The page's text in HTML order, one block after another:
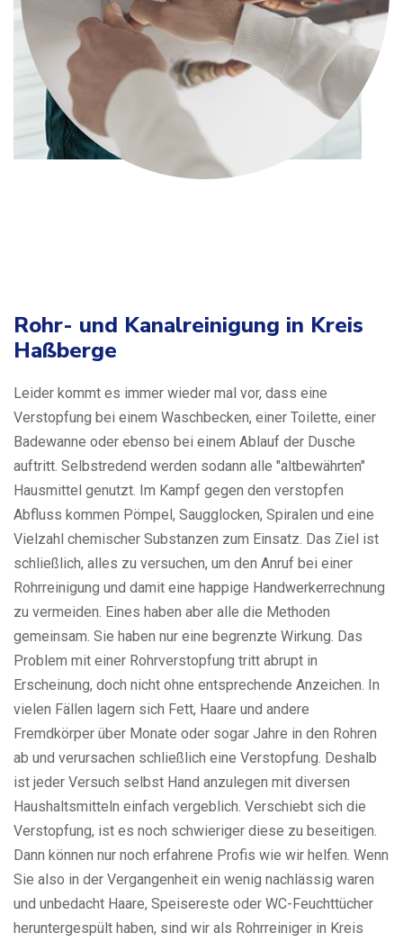
Rohr- und Kanalreinigung in Kreis
Haßberge
Leider kommt es immer wieder mal vor, dass eine
Verstopfung bei einem Waschbecken, einer Toilette, einer
Badewanne oder ebenso bei einem Ablauf der Dusche
auftritt. Selbstredend werden sodann alle "altbewährten"
Hausmittel genutzt. Im Kampf gegen den verstopfen
Abfluss kommen Pömpel, Saugglocken, Spiralen und eine
Vielzahl chemischer Substanzen zum Einsatz. Das Ziel ist
schließlich, alles zu versuchen, um den Anruf bei einer
Rohrreinigung und damit eine happige Handwerkerrechnung
zu vermeiden. Eines haben aber alle die Methoden
gemeinsam. Sie haben nur eine begrenzte Wirkung. Das
Problem mit einer Rohrverstopfung tritt abrupt in
Erscheinung, doch nicht ohne entsprechende Anzeichen. In
vielen Fällen lagern sich Fett, Haare und andere
Fremdkörper über Monate oder sogar Jahre in den Rohren
ab und verursachen schließlich eine Verstopfung. Deshalb
ist jeder Versuch selbst Hand anzulegen mit diversen
Haushaltsmitteln einfach vergeblich. Verschiebt sich die
Verstopfung, ist es noch schwieriger diese zu beseitigen.
Dann können nur noch erfahrene Profis wie wir helfen. Wenn
Sie also in der Vergangenheit ein wenig nachlässig waren
und unbedacht Haare, Speisereste oder WC-Feuchttücher
heruntergespült haben, sind wir als Rohrreiniger in Kreis